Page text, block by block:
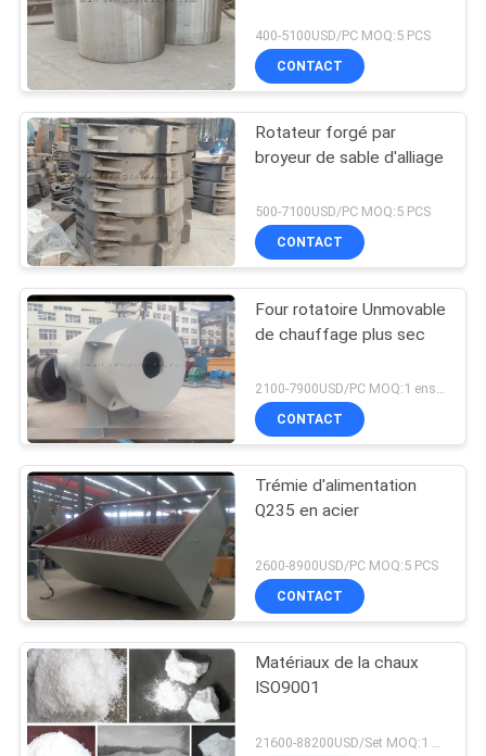
400-5100USD/PC MOQ:5 PCS
CONTACT
Rotateur forgé par
broyeur de sable d'alliage
500-7100USD/PC MOQ:5 PCS
CONTACT
Four rotatoire Unmovable
de chauffage plus sec
2100-7900USD/PC MOQ:1 ensemble
CONTACT
Trémie d'alimentation
Q235 en acier
2600-8900USD/PC MOQ:5 PCS
CONTACT
Matériaux de la chaux
ISO9001